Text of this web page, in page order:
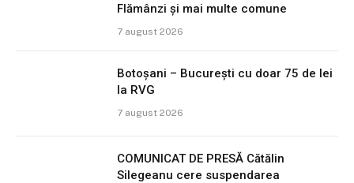
Flămânzi și mai multe comune
7 august 2026
Botoșani – București cu doar 75 de lei
la RVG
7 august 2026
COMUNICAT DE PRESĂ Cătălin
Silegeanu cere suspendarea